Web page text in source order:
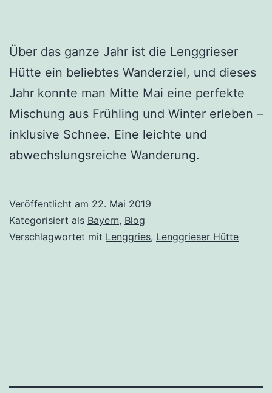
Über das ganze Jahr ist die Lenggrieser
Hütte ein beliebtes Wanderziel, und dieses
Jahr konnte man Mitte Mai eine perfekte
Mischung aus Frühling und Winter erleben –
inklusive Schnee. Eine leichte und
abwechslungsreiche Wanderung.
Veröffentlicht am 22. Mai 2019
Kategorisiert als Bayern, Blog
Verschlagwortet mit Lenggries, Lenggrieser Hütte